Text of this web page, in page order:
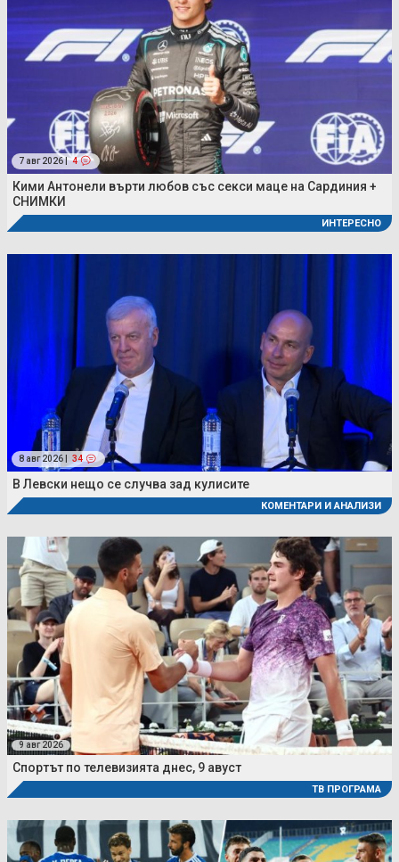
7 авг 2026 | 4
Кими Антонели върти любов със секси маце на Сардиния +
СНИМКИ
ИНТЕРЕСНО
8 авг 2026 | 34
В Левски нещо се случва зад кулисите
КОМЕНТАРИ И АНАЛИЗИ
9 авг 2026
Спортът по телевизията днес, 9 авуст
ТВ ПРОГРАМА